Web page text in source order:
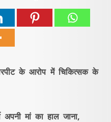
के आरोप में चिकित्सक के
अपनी मां का हाल जाना,